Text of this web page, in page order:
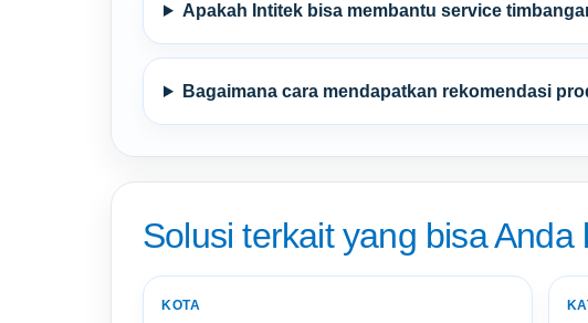
Apakah Intitek bisa membantu service
Bagaimana cara mendapatkan rekomendasi
Solusi terkait yang bisa Anda
KOTA